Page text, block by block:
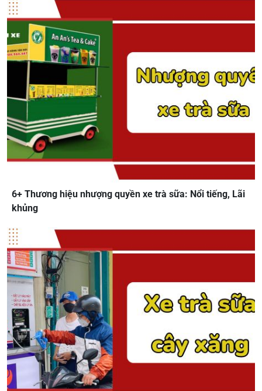
6+ Thương hiệu nhượng quyền xe trà sữa: Nổi tiếng, Lãi
khủng